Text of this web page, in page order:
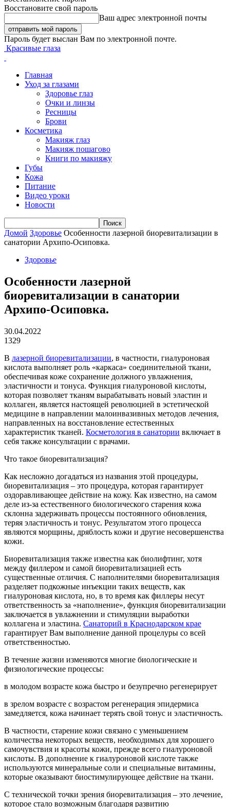
Восстановите свой пароль
Ваш адрес электронной почты
Пароль будет выслан Вам по электронной почте.
Красивые глаза
Главная
Уход за глазами
Здоровье глаз
Очки и линзы
Ресницы
Брови
Косметика
Макияж глаз
Макияж пошагово
Книги по макияжу
Губы
Кожа
Питание
Видео уроки
Новости
Домой Здоровье Особенности лазерной биоревитализации в
санатории Архипо-Осиповка.
Здоровье
Особенности лазерной
биоревитализации в санатории
Архипо-Осиповка.
30.04.2022
1329
В лазерной биоревитализации, в частности, гиалуроновая
кислота выполняет роль «каркаса» соединительной ткани,
обеспечивая коже сохранение должного увлажнения,
эластичности и тонуса. Функция гиалуроновой кислоты,
которая позволяет тканям вырабатывать новый эластин и
коллаген, является настоящей революцией в эстетической
медицине в направлении малоинвазивных методов лечения,
направленных на восстановление естественных
характеристик тканей. Косметология в санатории включает в
себя также консультации с врачами.
Что такое биоревитализация?
Как несложно догадаться из названия этой процедуры,
биоревитализация – это процедура, которая гарантирует
оздоравливающее действие на кожу. Как известно, на самом
деле из-за естественного биологического старения кожа
склонна задерживать процессы постоянного обновления,
теряя эластичность и тонус. Результатом этого процесса
являются морщины, дряблость кожи и другие несовершенства
кожи.
Биоревитализация также известна как биолифтинг, хотя
между филлером и самой биоревитализацией есть
существенные отличия. С наполнителями биоревитализация
разделяет подкожные инъекции таких веществ, как
гиалуроновая кислота, но, в то время как филлеры несут
ответственность за «наполнение», функция биоревитализации
заключается в увлажнении и стимуляции выработки
коллагена и эластина. Санаторий в Краснодарском крае
гарантирует Вам выполнение данной процелуры со всей
ответственностью.
В течение жизни изменяются многие биологические и
физиологические процессы:
в молодом возрасте кожа быстро и безупречно регенерирует
в зрелом возрасте с возрастом регенерация эпидермиса
замедляется, кожа начинает терять свой тонус и эластичность.
В частности, старение кожи связано с уменьшением
количества некоторых веществ, необходимых для хорошего
самочувствия и красоты кожи, прежде всего гиалуроновой
кислоты. В дополнение к гиалуроновой кислоте также
используются минеральные соли и специальные витамины,
которые оказывают биостимулирующее действие на ткани.
С технической точки зрения биоревитализация – это лечение,
которое стало возможным благодаря развитию